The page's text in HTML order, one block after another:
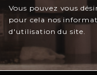
Vous pouvez vous
pour cela nos
d'utilisation du site.